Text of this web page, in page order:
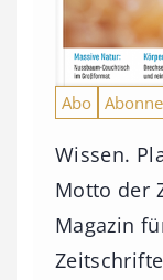
Abo
Wissen.
Motto der
Magazin